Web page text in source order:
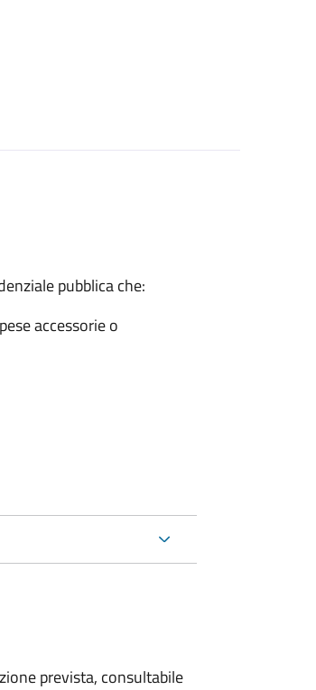
pubblica che:
accessorie o
prevista, consultabile